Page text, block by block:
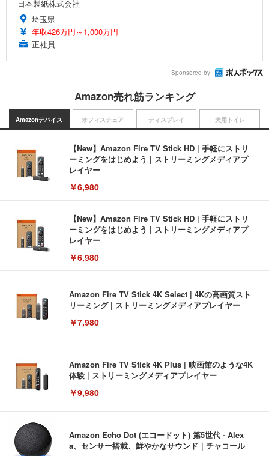
日本製紙株式会社
埼玉県
年収426万円～1,000万円
正社員
Sponsored by
Amazon売れ筋ランキング
Amazonデバイス
【New】Amazon Fire TV Stick HD | 手軽にストリ
ーミングをはじめよう | ストリーミングメディアプ
レイヤー
￥6,980
【New】Amazon Fire TV Stick HD | 手軽にストリ
ーミングをはじめよう | ストリーミングメディアプ
レイヤー
￥6,980
Amazon Fire TV Stick 4K Select | 4Kの高画質スト
リーミング | ストリーミングメディアプレイヤー
￥7,980
Amazon Fire TV Stick 4K Plus | 映画館のような4K
体験 | ストリーミングメディアプレイヤー
￥9,980
Amazon Echo Dot (エコードット) 第5世代 - Alex
a、センサー搭載、鮮やかなサウンド｜チャコール
オフィスチェア ディスプレイ 犬用トイレ